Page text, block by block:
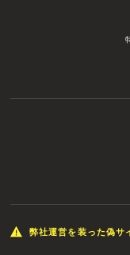
弊社運営を装った偽サ